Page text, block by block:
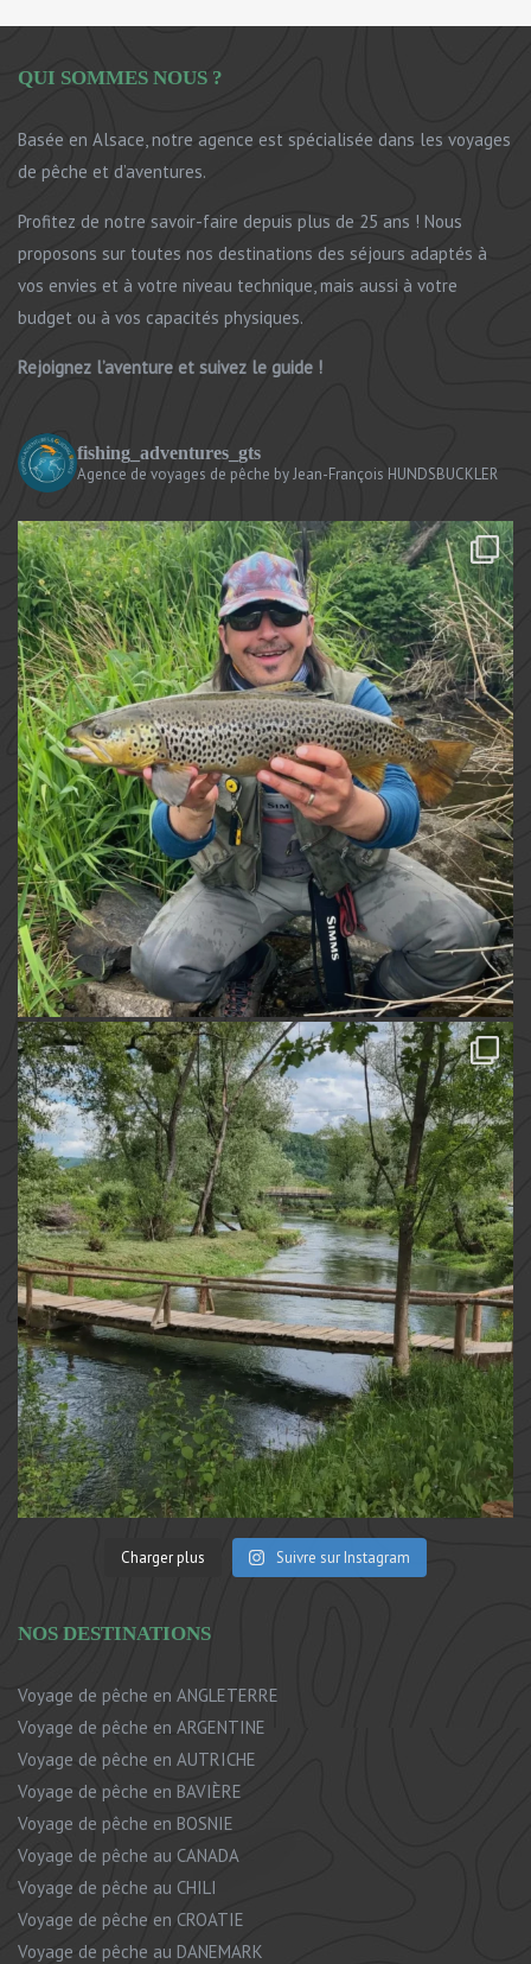
QUI SOMMES NOUS ?
Basée en Alsace, notre agence est spécialisée dans les voyages
de pêche et d’aventures.
Profitez de notre savoir-faire depuis plus de 25 ans ! Nous
proposons sur toutes nos destinations des séjours adaptés à
vos envies et à votre niveau technique, mais aussi à votre
budget ou à vos capacités physiques.
Rejoignez l’aventure et suivez le guide !
fishing_adventures_gts
Agence de voyages de pêche by Jean-François HUNDSBUCKLER
Charger plus Suivre sur Instagram
NOS DESTINATIONS
Voyage de pêche en ANGLETERRE
Voyage de pêche en ARGENTINE
Voyage de pêche en AUTRICHE
Voyage de pêche en BAVIÈRE
Voyage de pêche en BOSNIE
Voyage de pêche au CANADA
Voyage de pêche au CHILI
Voyage de pêche en CROATIE
Voyage de pêche au DANEMARK